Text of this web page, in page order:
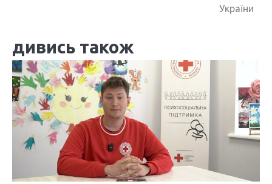
г
а
ц
і
України
дивись також